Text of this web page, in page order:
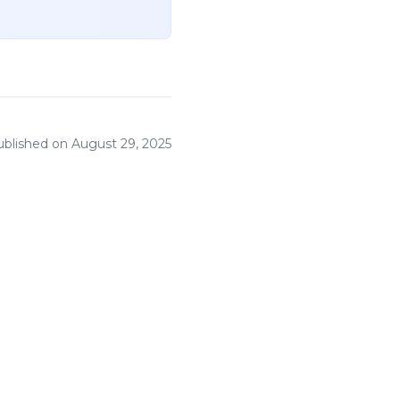
on August 29, 2025